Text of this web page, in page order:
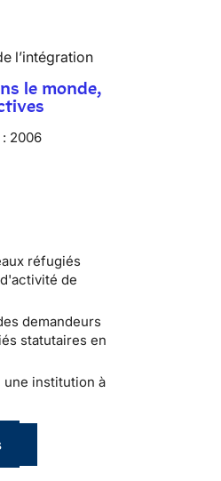
l’intégration
le monde,
2006
réfugiés
de
demandeurs
statutaires en
une institution à